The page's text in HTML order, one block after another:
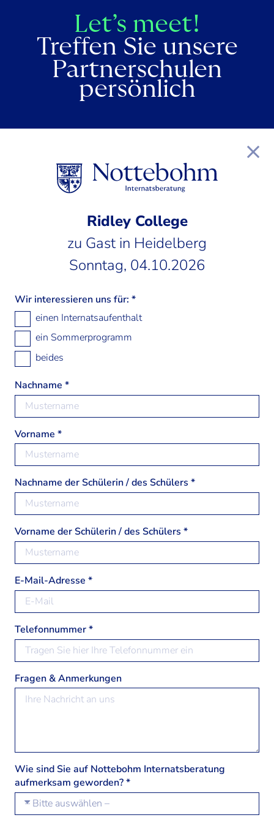
Let’s meet!
Treffen Sie unsere
Partnerschulen
persönlich
Ridley College
zu Gast in Heidelberg
Sonntag, 04.10.2026
Wir interessieren uns für: *
einen Internatsaufenthalt
ein Sommerprogramm
beides
Nachname *
Vorname *
Nachname der Schülerin / des Schülers *
Vorname der Schülerin / des Schülers *
E-Mail-Adresse *
Telefonnummer *
Fragen & Anmerkungen
Wie sind Sie auf Nottebohm Internatsberatung
aufmerksam geworden? *